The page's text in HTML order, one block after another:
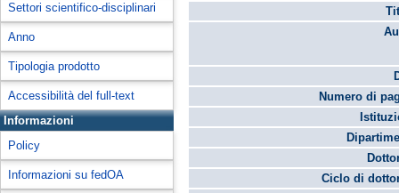
Settori scientifico-disciplinari
Anno
Tipologia prodotto
Accessibilità del full-text
Informazioni
Policy
Informazioni su fedOA
Numero di
Ciclo di